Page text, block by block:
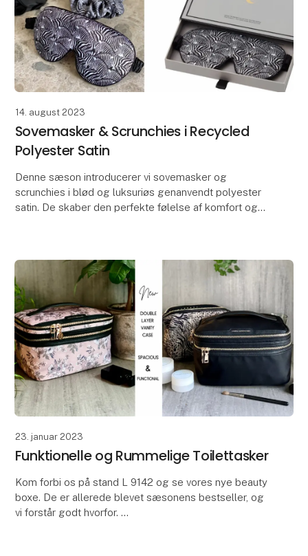
14. august 2023
Sovemasker & Scrunchies i Recycled
Polyester Satin
Denne sæson introducerer vi sovemasker og
scrunchies i blød og luksuriøs genanvendt polyester
satin. De skaber den perfekte følelse af komfort og
23. januar 2023
Funktionelle og Rummelige Toilettasker
Kom forbi os på stand L 9142 og se vores nye beauty
boxe. De er allerede blevet sæsonens bestseller, og
vi forstår godt hvorfor.